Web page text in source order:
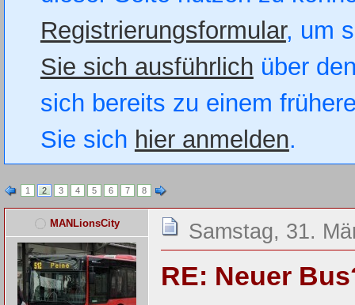
Registrierungsformular, um
Sie sich ausführlich über
sich bereits zu einem
Sie sich hier anmelden.
1 2 3 4 5 6 7 8
MANLionsCity Samstag, 31.
RE: Neuer